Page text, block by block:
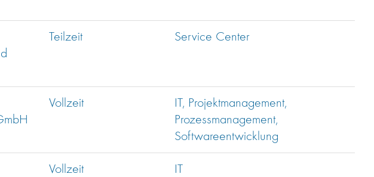
Teilzeit Service Center
Vollzeit
IT, Projektmanagement,
Prozessmanagement,
Softwareentwicklung
Vollzeit IT